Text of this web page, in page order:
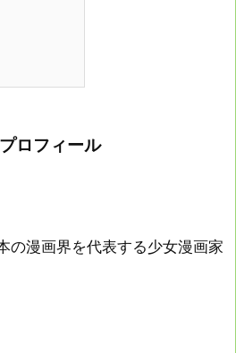
ロフィール
の漫画界を代表する少女漫画家